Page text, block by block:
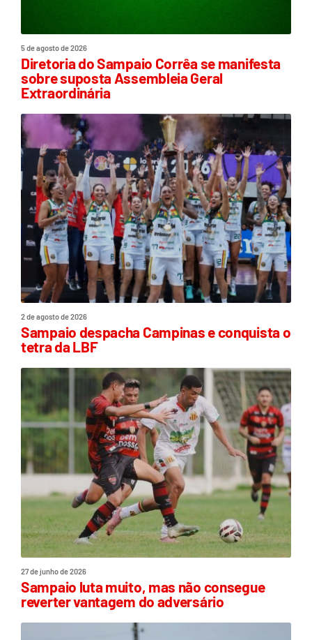
5 de agosto de 2026
Diretoria do Sampaio Corrêa se manifesta
sobre suposta Assembleia Geral
Extraordinária
2 de agosto de 2026
Sampaio despacha Campinas e conquista o
tetra da LBF
27 de junho de 2026
Sampaio luta muito, mas não consegue
reverter vantagem do adversário